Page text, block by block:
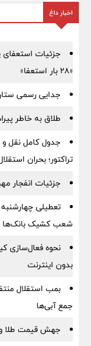
اخبار داغ
جزئیات
«۲۸ بار استعفا»
جدایی رسمی
طلاق به خاطر
جدول کامل نقل
تراکتور؛ بحران
جزئیات انفجار
شعب کشیک بانک‌ها
بدون اینترنت
بمب استقلال
جمع آبی‌ها
جهش قیمت طلا و سکه امروز ۱۳